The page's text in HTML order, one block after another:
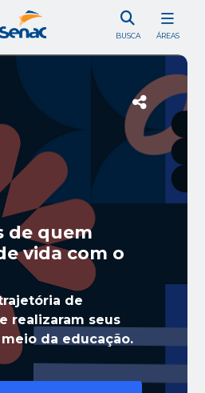
BUSCA ÁREAS
de quem
vida com o
de
realizaram seus
da educação.